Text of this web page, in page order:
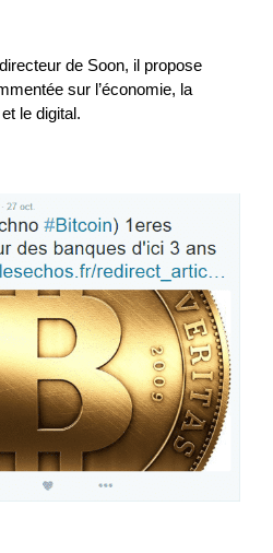
de Soon, il propose
sur l’économie, la
le digital.